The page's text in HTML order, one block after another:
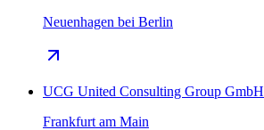
Neuenhagen bei Berlin
UCG United Consulting Group GmbH
Frankfurt am Main